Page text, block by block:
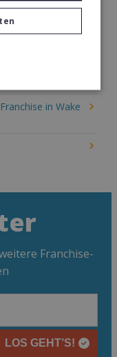
Islands
Islands
in Wake Islands
in Wake
Franchise-
LOS GEHT’S!